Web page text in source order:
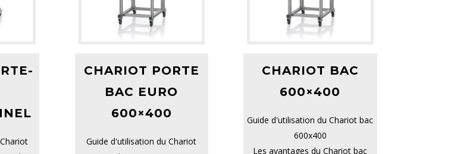
CHARIOT PORTE
BAC EURO
600×400
Guide d'utilisation du Chariot
CHARIOT BAC
600×400
Guide d'utilisation du Chariot bac
600x400
Les avantages du Chariot bac